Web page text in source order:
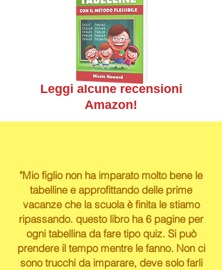
Leggi alcune recensioni
Amazon!
"Mio figlio non ha imparato molto bene le
tabelline e approfittando delle prime
vacanze che la scuola è finita le stiamo
ripassando. questo libro ha 6 pagine per
ogni tabellina da fare tipo quiz. Si può
prendere il tempo mentre le fanno. Non ci
sono trucchi da imparare, deve solo farli